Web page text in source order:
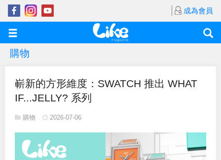
成為會員
購物
嶄新的方形維度：SWATCH 推出 WHAT
IF...JELLY? 系列
購物 2026-07-06